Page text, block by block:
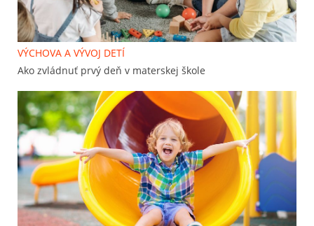
VÝCHOVA A VÝVOJ DETÍ
Ako zvládnuť prvý deň v materskej škole